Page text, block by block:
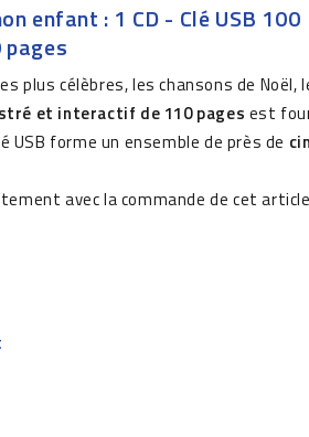
enfant : 1 CD - Clé USB 100
plus célèbres, les chansons de Noël,
et interactif de 110 pages est
USB forme un ensemble de près de
avec la commande de cet